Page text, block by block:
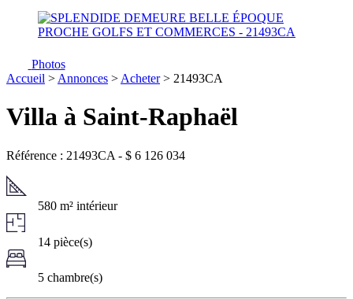
Photos
Accueil > Annonces > Acheter> 21493CA
Villa à Saint-Raphaël
Référence : 21493CA - $ 6 126 034
580 m² intérieur
14 pièce(s)
5 chambre(s)